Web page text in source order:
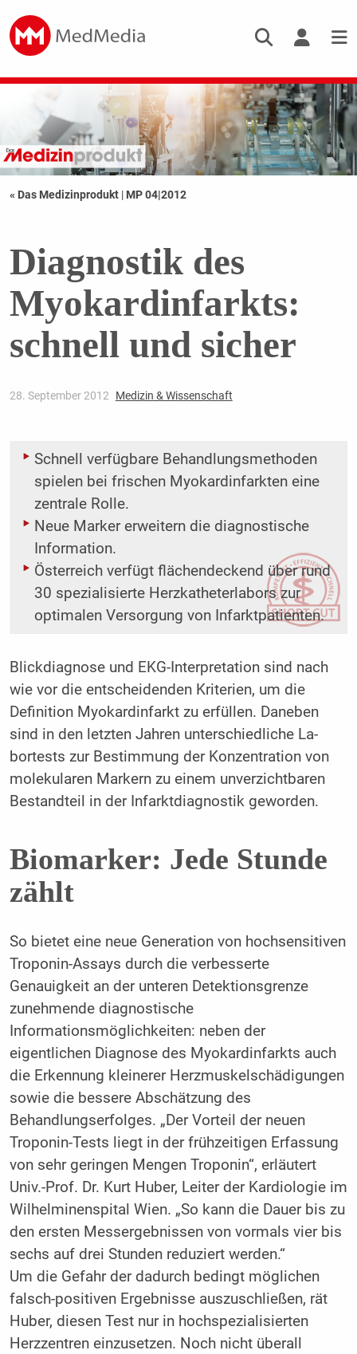
« Das Medizinprodukt | MP 04|2012
Diagnostik des
Myokardinfarkts:
schnell und sicher
28. September 2012 Medizin & Wissenschaft
Schnell verfügbare Behandlungsmethoden
spielen bei frischen Myokardinfarkten eine
zentrale Rolle.
Neue Marker erweitern die diagnostische
Information.
Österreich verfügt flächendeckend über rund
30 spezialisierte Herzkatheterlabors zur
optimalen Versorgung von Infarktpatienten.
Blickdiagnose und EKG-Interpretation sind nach
wie vor die entscheidenden Kriterien, um die
Definition Myokardinfarkt zu erfüllen. Daneben
sind in den letzten Jahren unterschiedliche La­
bortests zur Bestimmung der Konzentration von
molekularen Markern zu einem unverzichtbaren
Bestandteil in der Infarktdiagnostik geworden.
Biomarker: Jede Stunde
zählt
So bietet eine neue Generation von hochsensitiven
Troponin-Assays durch die verbesserte
Genauigkeit an der unteren Detektionsgrenze
zunehmende diagnostische
Informationsmöglichkeiten: neben der
eigentlichen Diagnose des Myokardinfarkts auch
die Erkennung kleinerer Herzmuskelschädigungen
sowie die bessere Abschätzung des
Behandlungserfolges. „Der Vorteil der neuen
Troponin-Tests liegt in der frühzeitigen Erfassung
von sehr geringen Mengen Troponin“, erläutert
Univ.-Prof. Dr. Kurt Huber, Leiter der Kardiologie im
Wilhelminenspital Wien. „So kann die Dauer bis zu
den ersten Messergebnissen von vormals vier bis
sechs auf drei Stunden reduziert werden.“
Um die Gefahr der dadurch bedingt möglichen
falsch-positiven Ergebnisse auszuschließen, rät
Huber, diesen Test nur in hochspezialisierten
Herzzentren einzusetzen. Noch nicht überall